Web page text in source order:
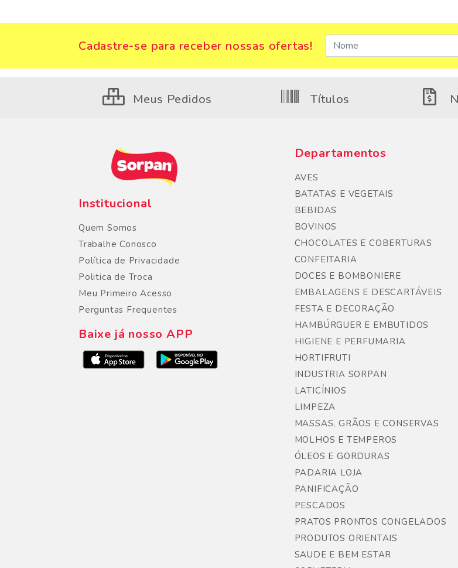
Cadastre-se para receber nossas ofertas!
Meus Pedidos Títulos
Institucional
Quem Somos
Trabalhe Conosco
Política de Privacidade
Politica de Troca
Meu Primeiro Acesso
Perguntas Frequentes
Baixe já nosso APP
Departamentos
AVES
BATATAS E VEGETAIS
BEBIDAS
BOVINOS
CHOCOLATES E COBERTURAS
CONFEITARIA
DOCES E BOMBONIERE
EMBALAGENS E DESCARTÁVEIS
FESTA E DECORAÇÃO
HAMBÚRGUER E EMBUTIDOS
HIGIENE E PERFUMARIA
HORTIFRUTI
INDUSTRIA SORPAN
LATICÍNIOS
LIMPEZA
MASSAS, GRÃOS E CONSERVAS
MOLHOS E TEMPEROS
ÓLEOS E GORDURAS
PADARIA LOJA
PANIFICAÇÃO
PESCADOS
PRATOS PRONTOS CONGELADOS
PRODUTOS ORIENTAIS
SAUDE E BEM ESTAR